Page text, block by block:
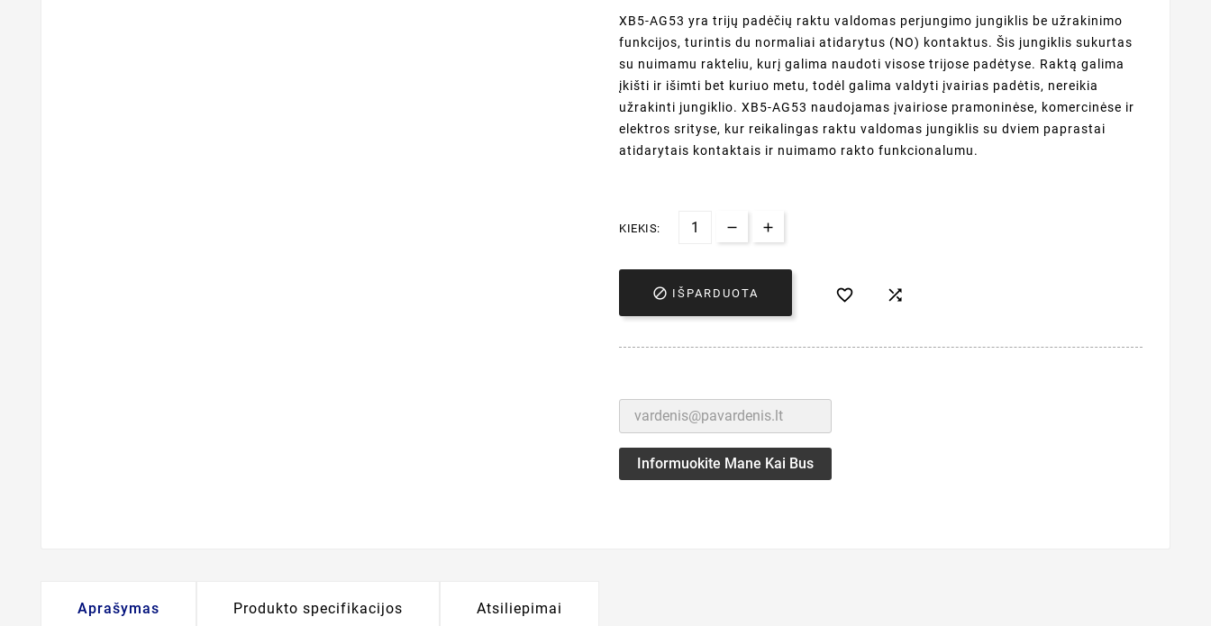
XB5-AG53 yra trijų padėčių raktu valdomas perjungimo jungiklis be užrakinimo
funkcijos, turintis du normaliai atidarytus (NO) kontaktus. Šis jungiklis sukurtas
su nuimamu rakteliu, kurį galima naudoti visose trijose padėtyse. Raktą galima
įkišti ir išimti bet kuriuo metu, todėl galima valdyti įvairias padėtis, nereikia
užrakinti jungiklio. XB5-AG53 naudojamas įvairiose pramoninėse, komercinėse ir
elektros srityse, kur reikalingas raktu valdomas jungiklis su dviem paprastai
atidarytais kontaktais ir nuimamo rakto funkcionalumu.
KIEKIS:
 IŠPARDUOTA  
Informuokite Mane Kai Bus
Aprašymas Produkto specifikacijos Atsiliepimai